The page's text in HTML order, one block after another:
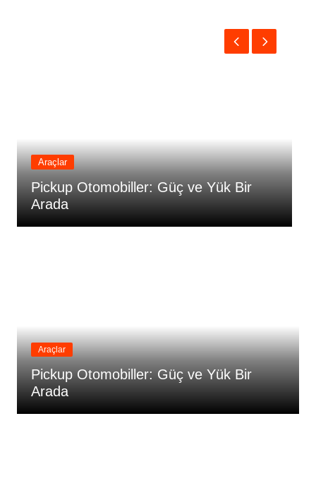
Araçlar
Pickup Otomobiller: Güç ve Yük Bir
Arada
Araçlar
Pickup Otomobiller: Güç ve Yük Bir
Arada